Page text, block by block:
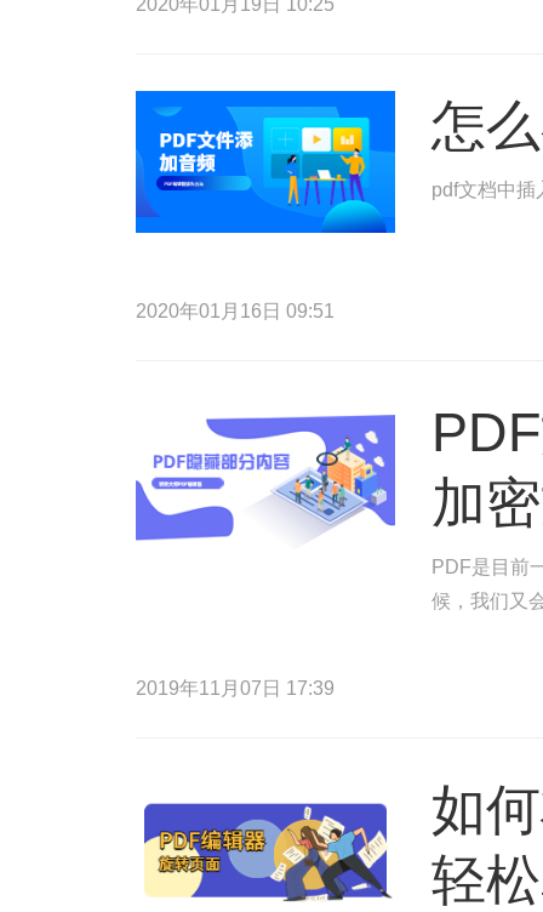
2020年01月19日 10:25
怎
pdf文档中插
2020年01月16日 09:51
加
PDF是目前
候，我们又
2019年11月07日 17:39
如
轻